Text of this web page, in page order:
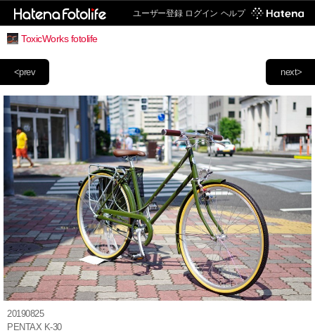
ユーザー登録 ログイン ヘルプ
ToxicWorks fotolife
next>
<prev
20190825
PENTAX K-30